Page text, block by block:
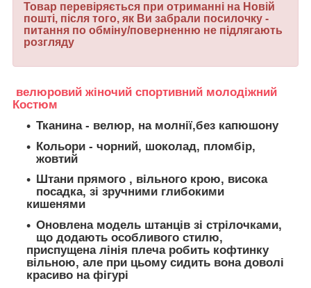
Товар перевіряється при отриманні на Новій
пошті, після того, як Ви забрали посилочку -
питання по обміну/поверненню не підлягають
розгляду
велюровий жіночий спортивний молодіжний
Костюм
Тканина - велюр, на молнії,без капюшону
Кольори - чорний, шоколад, пломбір,
жовтий
Штани прямого , вільного крою, висока
посадка, зі зручними глибокими
кишенями
Оновлена модель штанців зі стрілочками,
що додають особливого стилю,
приспущена лінія плеча робить кофтинку
вільною, але при цьому сидить вона доволі
красиво на фігурі